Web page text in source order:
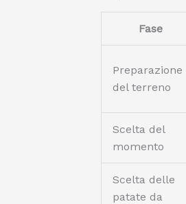
Fase
Preparazione
del terreno
Scelta del
momento
Scelta delle
patate da